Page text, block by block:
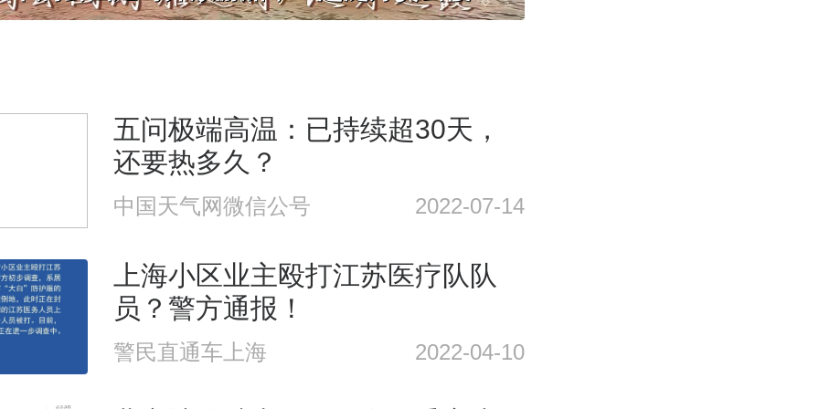
五问极端高温：已持续超30天，
还要热多久？
中国天气网微信公号 2022-07-14
上海小区业主殴打江苏医疗队队
员？警方通报！
警民直通车上海 2022-04-10